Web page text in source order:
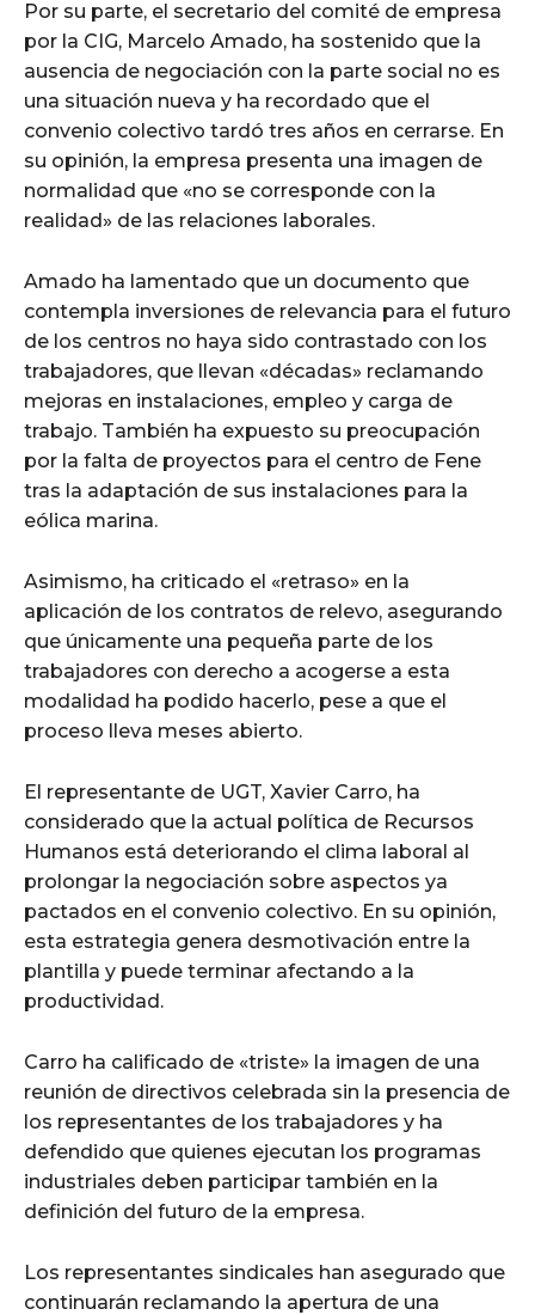
Por su parte, el secretario del comité de empresa
por la CIG, Marcelo Amado, ha sostenido que la
ausencia de negociación con la parte social no es
una situación nueva y ha recordado que el
convenio colectivo tardó tres años en cerrarse. En
su opinión, la empresa presenta una imagen de
normalidad que «no se corresponde con la
realidad» de las relaciones laborales.
Amado ha lamentado que un documento que
contempla inversiones de relevancia para el futuro
de los centros no haya sido contrastado con los
trabajadores, que llevan «décadas» reclamando
mejoras en instalaciones, empleo y carga de
trabajo. También ha expuesto su preocupación
por la falta de proyectos para el centro de Fene
tras la adaptación de sus instalaciones para la
eólica marina.
Asimismo, ha criticado el «retraso» en la
aplicación de los contratos de relevo, asegurando
que únicamente una pequeña parte de los
trabajadores con derecho a acogerse a esta
modalidad ha podido hacerlo, pese a que el
proceso lleva meses abierto.
El representante de UGT, Xavier Carro, ha
considerado que la actual política de Recursos
Humanos está deteriorando el clima laboral al
prolongar la negociación sobre aspectos ya
pactados en el convenio colectivo. En su opinión,
esta estrategia genera desmotivación entre la
plantilla y puede terminar afectando a la
productividad.
Carro ha calificado de «triste» la imagen de una
reunión de directivos celebrada sin la presencia de
los representantes de los trabajadores y ha
defendido que quienes ejecutan los programas
industriales deben participar también en la
definición del futuro de la empresa.
Los representantes sindicales han asegurado que
continuarán reclamando la apertura de una